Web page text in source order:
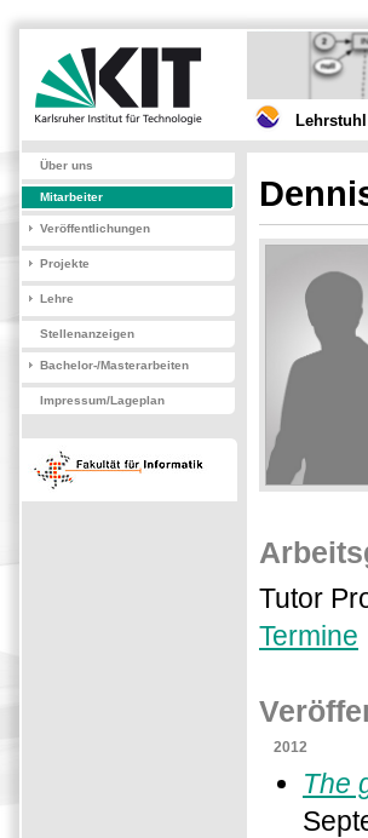
Über uns
Mitarbeiter
Veröffentlichungen
Projekte
Lehre
Stellenanzeigen
Bachelor-/Masterarbeiten
Impressum/Lageplan
Tutor
Termine
2012
The